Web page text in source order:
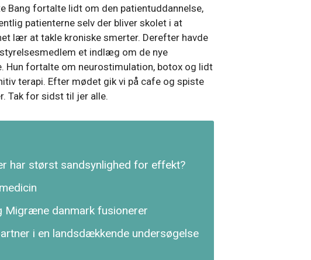
Bang fortalte lidt om den patientuddannelse,
patienterne selv der bliver skolet i at
lær at takle kroniske smerter. Derefter havde
et indlæg om de nye
fortalte om neurostimulation, botox og lidt
terapi. Efter mødet gik vi på cafe og spiste
Tak for sidst til jer alle.
har størst sandsynlighed for effekt?
Migræne danmark fusionerer
i en landsdækkende undersøgelse